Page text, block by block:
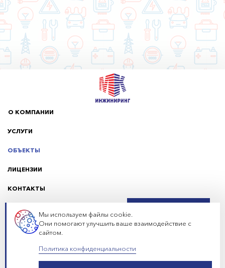
О КОМПАНИИ
УСЛУГИ
ОБЪЕКТЫ
ЛИЦЕНЗИИ
КОНТАКТЫ
8 (383) 299-39-91
г. Новосибирск, ул. Ипподромская, 48, офис 8
Политика конфиденциальности
EDISON STUDIO
Мы используем файлы cookie.
Они помогают улучшить ваше взаимодействие с
сайтом.
Политика конфиденциальности